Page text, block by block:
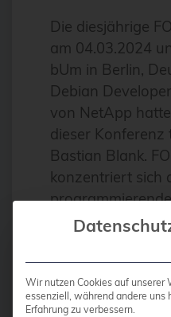
Amazon FSx
anleitung
Ansible
Ansible
Ansible-Modul
AnsibleFest
Antivirus
API-Integration
Die diesjährige
am 04.03.2024
bUm in Berlin,
Debian
von NetApp
dieser Konferenz
Bastian Blank.
konzentriert sich
open source-
Governance, wie
strukturiert und
[…]
Wir nutzen Cookies auf unserer
essenziell, während andere uns
Erfahrung zu verbessern.